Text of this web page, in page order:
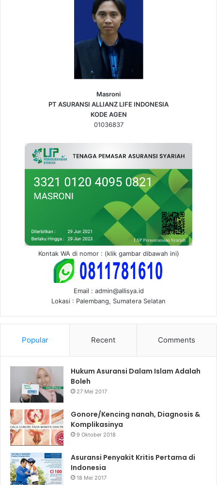
Masroni
PT ASURANSI ALLIANZ LIFE INDONESIA
KODE AGEN
01036837
Kontak WA di nomor : (klik gambar dibawah ini)
Email : admin@allisya.id
Lokasi : Palembang, Sumatera Selatan
Popular Recent Comments
Hukum Asuransi Dalam Islam Adalah
Boleh
27 Mei 2017
Gonore/Kencing nanah, Diagnosis &
Komplikasinya
9 Oktober 2018
Asuransi Penyakit Kritis Pertama di
Indonesia
18 Mei 2017